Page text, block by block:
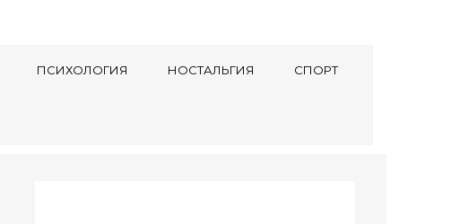
ПСИХОЛОГИЯ НОСТАЛЬГИЯ СПОРТ